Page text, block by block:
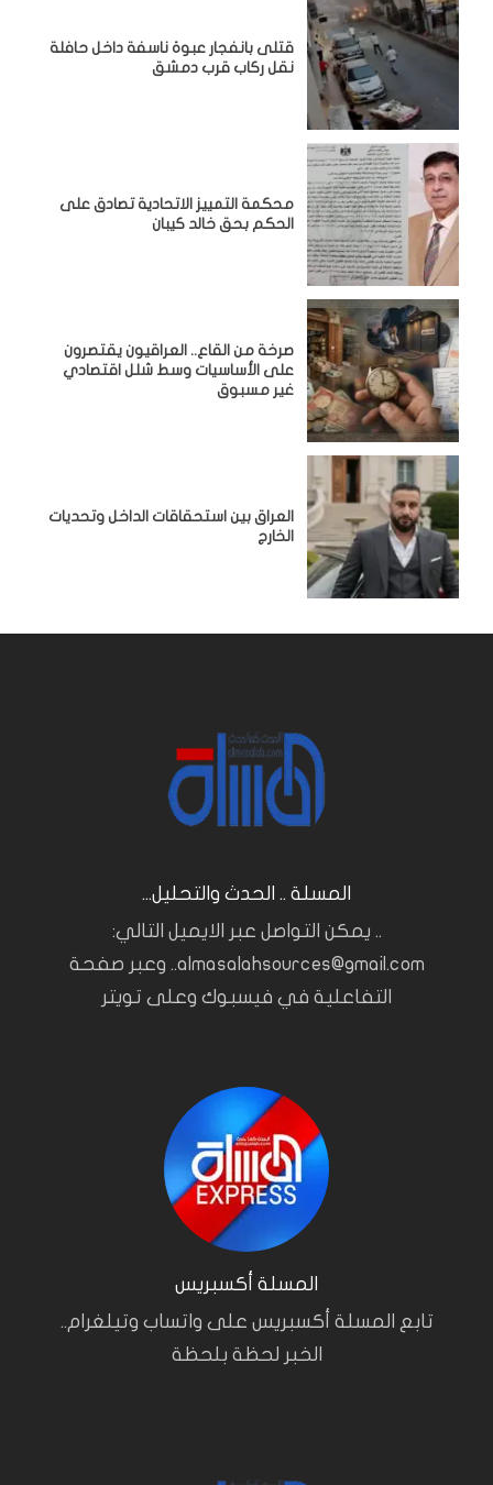
قتلى بانفجار عبوة ناسفة داخل حافلة
نقل ركاب قرب دمشق
محكمة التمييز الاتحادية تصادق على
الحكم بحق خالد كيبان
صرخة من القاع.. العراقيون يقتصرون
على الأساسيات وسط شلل اقتصادي
غير مسبوق
‏العراق بين استحقاقات الداخل وتحديات
الخارج
المسلة .. الحدث والتحليل...
.. يمكن التواصل عبر الايميل التالي:
almasalahsources@gmail.com.. وعبر صفحة
التفاعلية في فيسبوك وعلى تويتر
المسلة أكسبريس
تابع المسلة أكسبريس على واتساب وتيلغرام..
الخبر لحظة بلحظة